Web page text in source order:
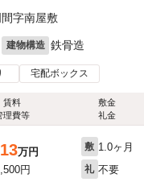
字南屋敷
建物構造 鉄骨造
宅配ボックス
賃料
理費等
敷金
礼金
万円
円
敷 1.0ヶ月
礼 不要